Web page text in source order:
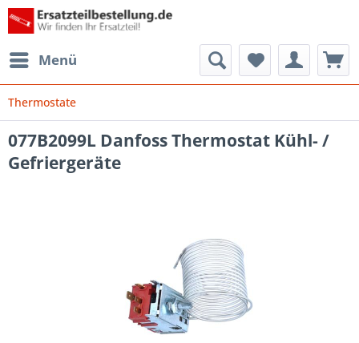
Menü
Thermostate
077B2099L Danfoss Thermostat Kühl- /
Gefriergeräte